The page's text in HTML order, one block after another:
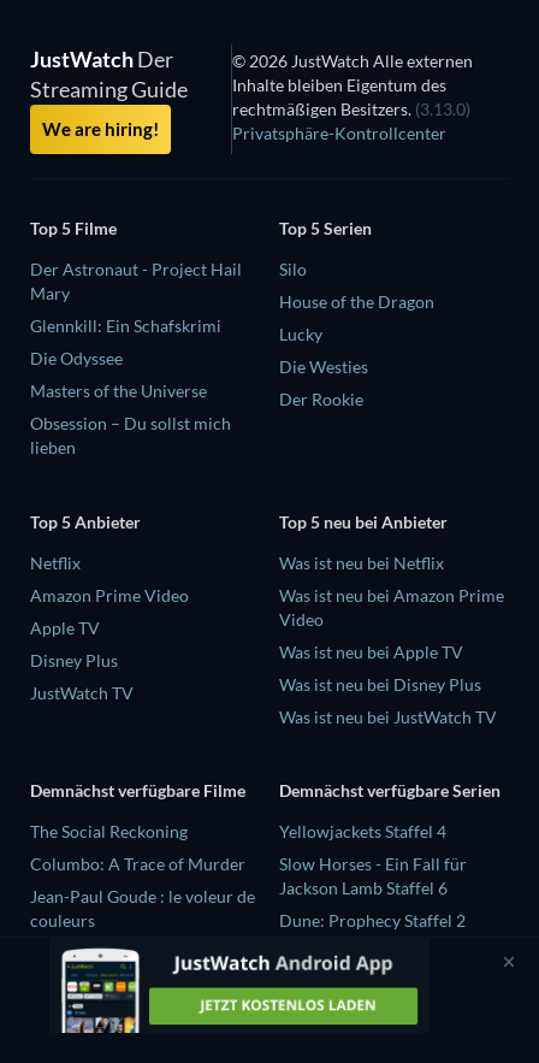
JustWatchDer
Streaming Guide
We are hiring!
© 2026 JustWatch Alle externen
Inhalte bleiben Eigentum des
rechtmäßigen Besitzers. (3.13.0)
Privatsphäre-Kontrollcenter
Top 5 Filme
Der Astronaut - Project Hail
Mary
Glennkill: Ein Schafskrimi
Die Odyssee
Masters of the Universe
Obsession – Du sollst mich
lieben
Top 5 Serien
Silo
House of the Dragon
Lucky
Die Westies
Der Rookie
Top 5 Anbieter
Netflix
Amazon Prime Video
Apple TV
Disney Plus
JustWatch TV
Top 5 neu bei Anbieter
Was ist neu bei Netflix
Was ist neu bei Amazon Prime
Video
Was ist neu bei Apple TV
Was ist neu bei Disney Plus
Was ist neu bei JustWatch TV
Demnächst verfügbare Filme
The Social Reckoning
Columbo: A Trace of Murder
Jean-Paul Goude : le voleur de
couleurs
Destroy All Girls
Selten wache ich träumend auf
Demnächst verfügbare Serien
Yellowjackets Staffel 4
Slow Horses - Ein Fall für
Jackson Lamb Staffel 6
Dune: Prophecy Staffel 2
The Gentlemen Staffel 2
Love Is Blind: UK Staffel 3